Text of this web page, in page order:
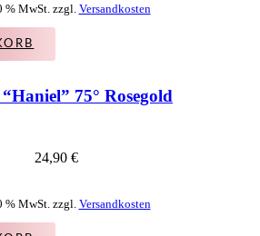
% MwSt. zzgl. Versandkosten
75° Rosegold
24,90 €
% MwSt. zzgl. Versandkosten